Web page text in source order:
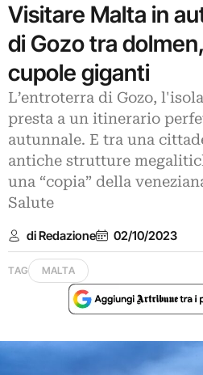
Visitare Malta in
di Gozo tra
cupole giganti
L’entroterra di Gozo,
presta a un itinerario
autunnale. E tra una
antiche strutture
una “copia” della
Salute
di Redazione 02/10/2023
TAG MALTA